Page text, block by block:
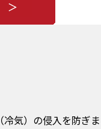
気）の侵入を防ぎま